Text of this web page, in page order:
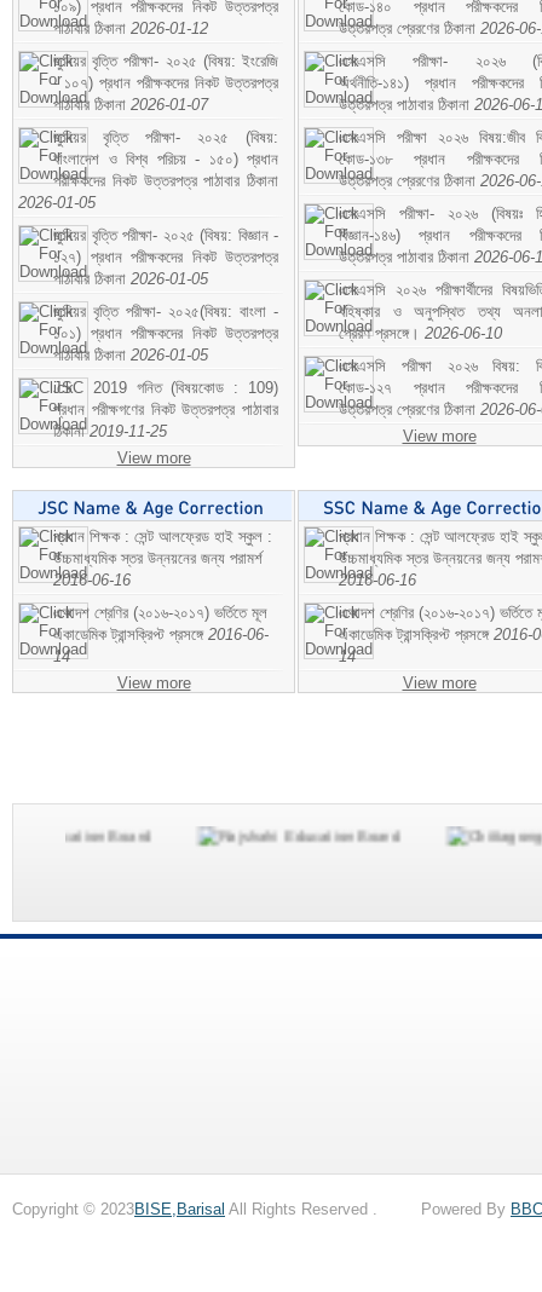
১০৯) প্রধান পরীক্ষকদের নিকট উত্তরপত্র
পাঠাবার ঠিকানা 2026-01-12
জুনিয়র বৃত্তি পরীক্ষা- ২০২৫ (বিষয়: ইংরেজি
- ১০৭) প্রধান পরীক্ষকদের নিকট উত্তরপত্র
পাঠাবার ঠিকানা 2026-01-07
জুনিয়র বৃত্তি পরীক্ষা- ২০২৫ (বিষয়:
বাংলাদেশ ও বিশ্ব পরিচয় - ১৫০) প্রধান
পরীক্ষকদের নিকট উত্তরপত্র পাঠাবার ঠিকানা
2026-01-05
জুনিয়র বৃত্তি পরীক্ষা- ২০২৫ (বিষয়: বিজ্ঞান -
১২৭) প্রধান পরীক্ষকদের নিকট উত্তরপত্র
পাঠাবার ঠিকানা 2026-01-05
জুনিয়র বৃত্তি পরীক্ষা- ২০২৫(বিষয়: বাংলা -
১০১) প্রধান পরীক্ষকদের নিকট উত্তরপত্র
পাঠাবার ঠিকানা 2026-01-05
JSC 2019 গনিত (বিষয়কোড : 109)
প্রধান পরীক্ষগণের নিকট উত্তরপত্র পাঠাবার
ঠিকানা2019-11-25
View more
কোড-১৪০ প্রধান পরীক্ষকদের
উত্তরপত্র প্রেরণের ঠিকানা 2026-
এসএসসি পরীক্ষা- ২০২৬
অর্থনীতি-১৪১) প্রধান পরীক্ষকদের
উত্তরপত্র পাঠাবার ঠিকানা 2026-06-
এসএসসি পরীক্ষা ২০২৬ বিষয়:জীব
কোড-১৩৮ প্রধান পরীক্ষকদের
উত্তরপত্র প্রেরণের ঠিকানা 2026-
এসএসসি পরীক্ষা- ২০২৬ (বিষয়ঃ
বিজ্ঞান-১৪৬) প্রধান পরীক্ষকদের
উত্তরপত্র পাঠাবার ঠিকানা 2026-06-
এসএসসি ২০২৬ পরীক্ষার্থীদের
বহিষ্কার ও অনুপস্থিত তথ্য
প্রেরণ প্রসঙ্গে। 2026-06-10
এসএসসি পরীক্ষা ২০২৬ বিষয়:
কোড-১২৭ প্রধান পরীক্ষকদের
উত্তরপত্র প্রেরণের ঠিকানা 2026-
View more
প্রধান শিক্ষক : সেন্ট আলফ্রেড হাই স্কুল :
উচ্চমাধ্যমিক স্তর উন্নয়নের জন্য পরামর্শ
2016-06-16
একাদশ শ্রেণির (২০১৬-২০১৭) ভর্তিতে মূল
একাডেমিক ট্রান্সক্রিপ্ট প্রসঙ্গে 2016-06-
14
View more
প্রধান শিক্ষক : সেন্ট আলফ্রেড হাই
উচ্চমাধ্যমিক স্তর উন্নয়নের জন্য
2016-06-16
একাদশ শ্রেণির (২০১৬-২০১৭) ভর্তিতে
একাডেমিক ট্রান্সক্রিপ্ট প্রসঙ্গে 2016-
14
View more
Copyright © 2023BISE,Barisal All Rights Reserved . Powered By